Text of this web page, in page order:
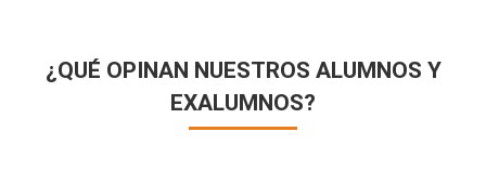
¿QUÉ OPINAN NUESTROS ALUMNOS Y
EXALUMNOS?